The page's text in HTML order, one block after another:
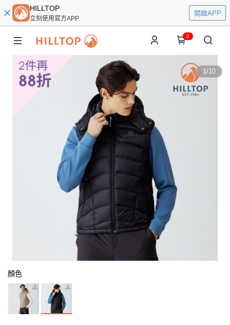
HILLTOP
立刻使用官方APP
開啟APP
0
1/10
顏色